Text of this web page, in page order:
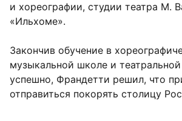
и хореографии, студии театра М.
«Ильхоме».
Закончив обучение в
музыкальной школе и
успешно, Франдетти решил, что
отправиться покорять столицу